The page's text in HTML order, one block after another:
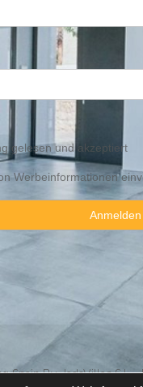
gelesen und akzeptiert
Werbeinformationen
Spain By JadeVillas S.L. ·